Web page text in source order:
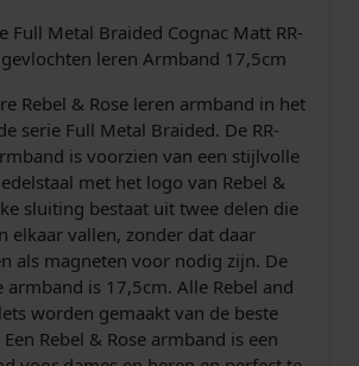
Full Metal Braided Cognac Matt RR-
leren Armband 17,5cm
Rebel & Rose leren armband in het
serie Full Metal Braided​. De RR-
is voorzien van een stijlvolle
met het logo van Rebel &
sluiting bestaat uit twee delen die
elkaar vallen, zonder dat daar
als magneten voor nodig zijn. De
armband is 17,5cm. Alle Rebel and
worden gemaakt van de beste
Rebel & Rose armband is een